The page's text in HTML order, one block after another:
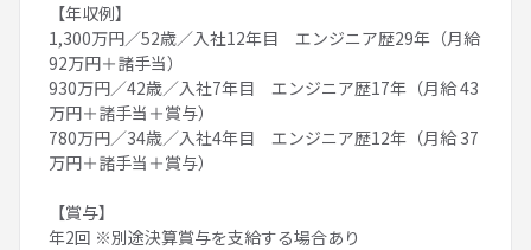
【年収例】
1,300万円／52歳／入社12年目 エンジニア歴29年（月給
92万円＋諸手当）
930万円／42歳／入社7年目 エンジニア歴17年（月給 43
万円＋諸手当＋賞与）
780万円／34歳／入社4年目 エンジニア歴12年（月給 37
万円＋諸手当＋賞与）
【賞与】
年2回 ※別途決算賞与を支給する場合あり